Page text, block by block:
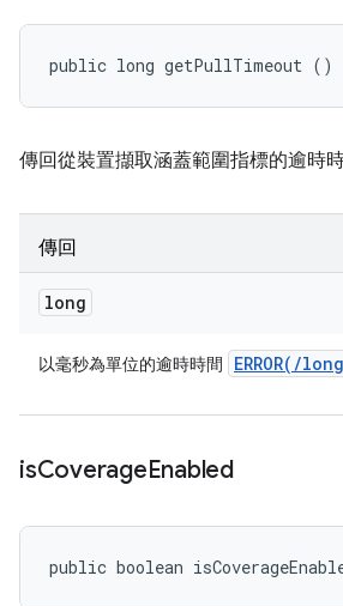
public long getPullTimeout ()
傳回從裝置擷取涵蓋範圍指標的逾時
傳回
long
以毫秒為單位的逾時時間 ERROR( /
isCoverageEnabled
public boolean